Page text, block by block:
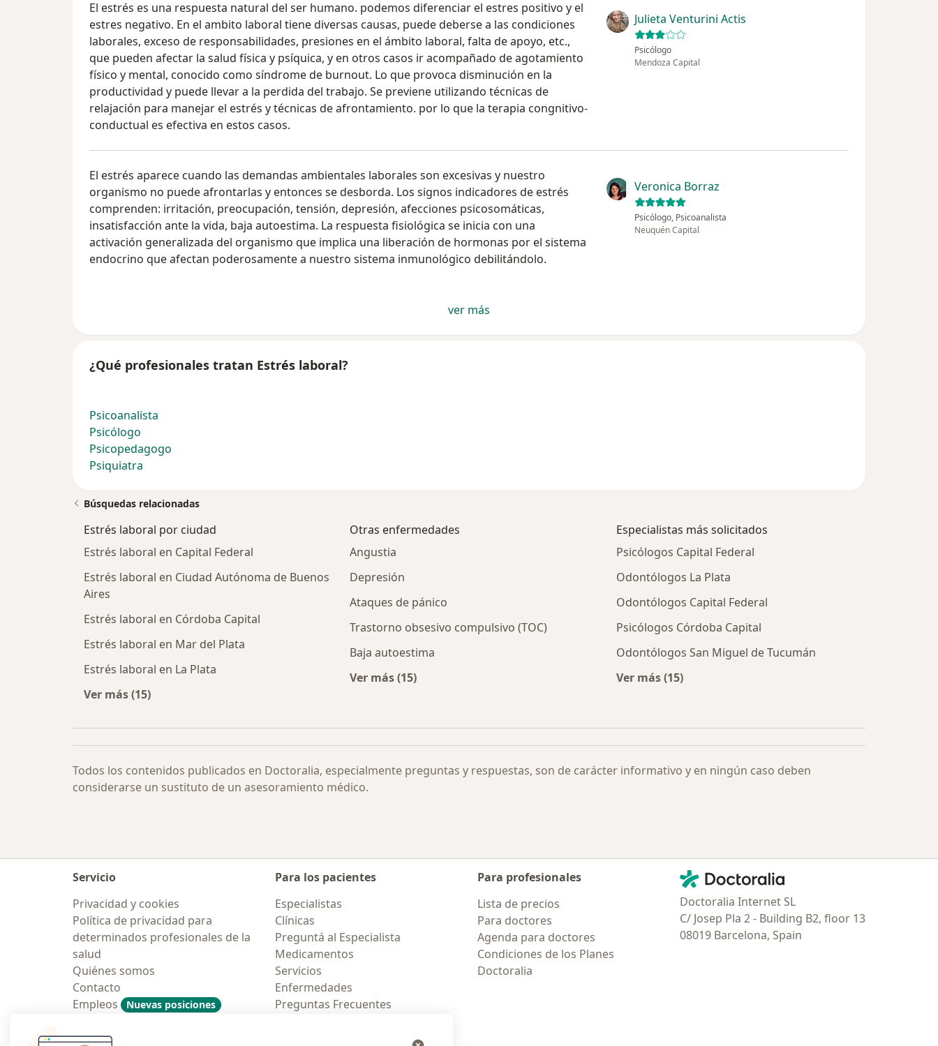
El estrés es una respuesta natural del ser humano. podemos diferenciar el estres positivo y el
estres negativo. En el ambito laboral tiene diversas causas, puede deberse a las condiciones
laborales, exceso de responsabilidades, presiones en el ámbito laboral, falta de apoyo, etc.,
que pueden afectar la salud física y psíquica, y en otros casos ir acompañado de agotamiento
físico y mental, conocido como síndrome de burnout. Lo que provoca disminución en la
productividad y puede llevar a la perdida del trabajo. Se previene utilizando técnicas de
relajación para manejar el estrés y técnicas de afrontamiento. por lo que la terapia congnitivo-
conductual es efectiva en estos casos.
Julieta Venturini Actis
Psicólogo
Mendoza Capital
El estrés aparece cuando las demandas ambientales laborales son excesivas y nuestro
organismo no puede afrontarlas y entonces se desborda. Los signos indicadores de estrés
comprenden: irritación, preocupación, tensión, depresión, afecciones psicosomáticas,
insatisfacción ante la vida, baja autoestima. La respuesta fisiológica se inicia con una
activación generalizada del organismo que implica una liberación de hormonas por el sistema
endocrino que afectan poderosamente a nuestro sistema inmunológico debilitándolo.
Veronica Borraz
Psicólogo, Psicoanalista
Neuquén Capital
ver más
¿Qué profesionales tratan Estrés laboral?
Psicoanalista
Psicólogo
Psicopedagogo
Psiquiatra
Búsquedas relacionadas
Estrés laboral por ciudad
Estrés laboral en Capital Federal
Estrés laboral en Ciudad Autónoma de Buenos
Aires
Estrés laboral en Córdoba Capital
Estrés laboral en Mar del Plata
Estrés laboral en La Plata
Ver más (15)
Otras enfermedades
Angustia
Depresión
Ataques de pánico
Trastorno obsesivo compulsivo (TOC)
Baja autoestima
Ver más (15)
Especialistas más solicitados
Psicólogos Capital Federal
Odontólogos La Plata
Odontólogos Capital Federal
Psicólogos Córdoba Capital
Odontólogos San Miguel de Tucumán
Ver más (15)
Todos los contenidos publicados en Doctoralia, especialmente preguntas y respuestas, son de carácter informativo y en ningún caso deben
considerarse un sustituto de un asesoramiento médico.
Servicio
Privacidad y cookies
Política de privacidad para
determinados profesionales de la
salud
Quiénes somos
Contacto
Empleos
Nuevas posiciones
Contratación
Para los pacientes
Especialistas
Clínicas
Preguntá al Especialista
Medicamentos
Servicios
Enfermedades
Preguntas Frecuentes
Para profesionales
Lista de precios
Para doctores
Agenda para doctores
Condiciones de los Planes
Doctoralia
Contacto
Doctoralia - Página de inicio
Doctoralia Internet SL
C/ Josep Pla 2 - Building B2, floor 13
08019 Barcelona, Spain